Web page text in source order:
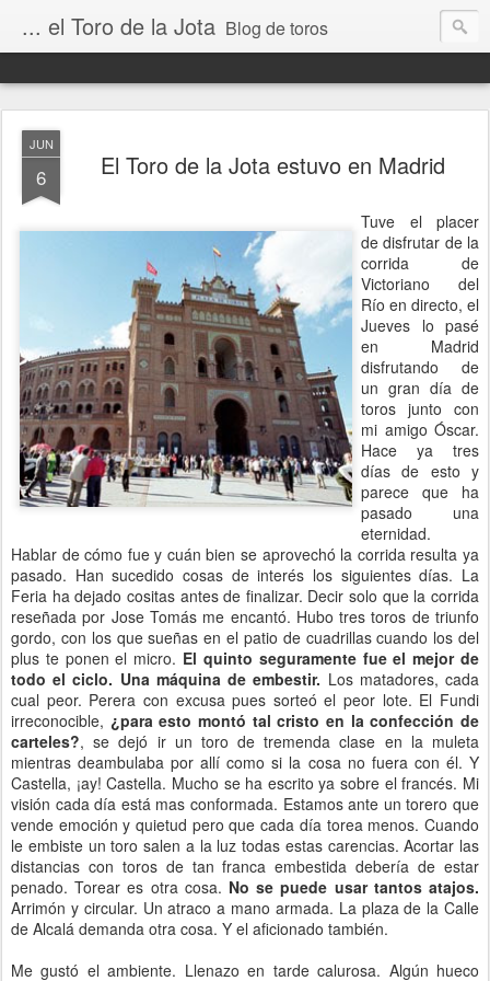
... el Toro de la Jota Blog de toros
JUN
6 El Toro de la Jota estuvo en Madrid
Tuve el placer
de disfrutar de la
corrida de
Victoriano del
Río en directo, el
Jueves lo pasé
en Madrid
disfrutando de
un gran día de
toros junto con
mi amigo Óscar.
Hace ya tres
días de esto y
parece que ha
pasado una
eternidad.
Hablar de cómo fue y cuán bien se aprovechó la corrida resulta ya
pasado. Han sucedido cosas de interés los siguientes días. La
Feria ha dejado cositas antes de finalizar. Decir solo que la corrida
reseñada por Jose Tomás me encantó. Hubo tres toros de triunfo
gordo, con los que sueñas en el patio de cuadrillas cuando los del
plus te ponen el micro. El quinto seguramente fue el mejor de
todo el ciclo. Una máquina de embestir. Los matadores, cada
cual peor. Perera con excusa pues sorteó el peor lote. El Fundi
irreconocible, ¿para esto montó tal cristo en la confección de
carteles?, se dejó ir un toro de tremenda clase en la muleta
mientras deambulaba por allí como si la cosa no fuera con él. Y
Castella, ¡ay! Castella. Mucho se ha escrito ya sobre el francés. Mi
visión cada día está mas conformada. Estamos ante un torero que
vende emoción y quietud pero que cada día torea menos. Cuando
le embiste un toro salen a la luz todas estas carencias. Acortar las
distancias con toros de tan franca embestida debería de estar
penado. Torear es otra cosa. No se puede usar tantos atajos.
Arrimón y circular. Un atraco a mano armada. La plaza de la Calle
de Alcalá demanda otra cosa. Y el aficionado también.
Me gustó el ambiente. Llenazo en tarde calurosa. Algún hueco